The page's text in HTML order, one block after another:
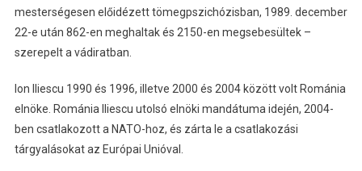
mesterségesen előidézett tömegpszichózisban, 1989. december
22-e után 862-en meghaltak és 2150-en megsebesültek –
szerepelt a vádiratban.
Ion Iliescu 1990 és 1996, illetve 2000 és 2004 között volt Románia
elnöke. Románia Iliescu utolsó elnöki mandátuma idején, 2004-
ben csatlakozott a NATO-hoz, és zárta le a csatlakozási
tárgyalásokat az Európai Unióval.